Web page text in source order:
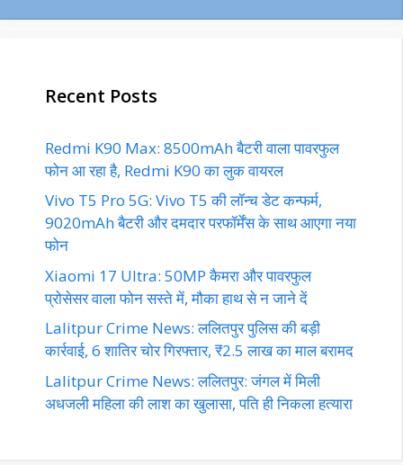
Recent Posts
Redmi K90 Max: 8500mAh बैटरी वाला पावरफुल
फोन आ रहा है, Redmi K90 का लुक वायरल
Vivo T5 Pro 5G: Vivo T5 की लॉन्च डेट कन्फर्म,
9020mAh बैटरी और दमदार परफॉर्मेंस के साथ आएगा नया
फोन
Xiaomi 17 Ultra: 50MP कैमरा और पावरफुल
प्रोसेसर वाला फोन सस्ते में, मौका हाथ से न जाने दें
Lalitpur Crime News: ललितपुर पुलिस की बड़ी
कार्रवाई, 6 शातिर चोर गिरफ्तार, ₹2.5 लाख का माल बरामद
Lalitpur Crime News: ललितपुर: जंगल में मिली
अधजली महिला की लाश का खुलासा, पति ही निकला हत्यारा